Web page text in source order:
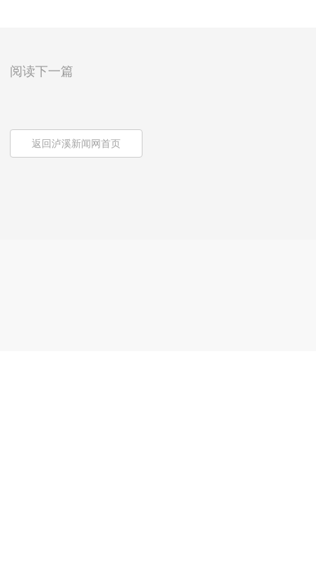
阅读下一篇
返回泸溪新闻网首页